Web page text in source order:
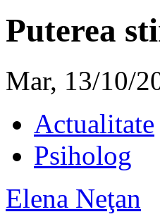
Puterea
Mar, 13/10/
Actualitate
Psiholog
Elena Neţan